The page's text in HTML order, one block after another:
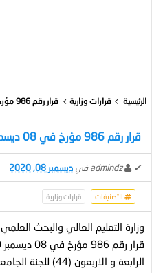
الرئيسية قرارات وزارية قرار رقم 986 مؤرخ في 08 ديسمبر 2020
قرار رقم 986 مؤرخ في 08 ديسمبر 2020
✔
admindz في ديسمبر 08, 2020
التصنيفات قرارات وزارية
وزارة التعليم العالي والبحث العلمي
الرابعة و الاربعون (44) للجنة الجامعية الوطنية